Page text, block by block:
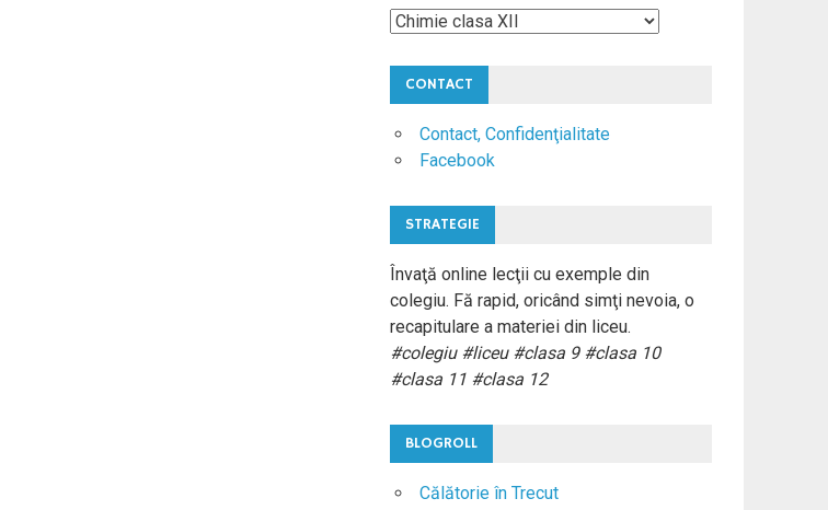
Materii
CONTACT
Contact, Confidenţialitate
Facebook
STRATEGIE
Învaţă online lecţii cu exemple din
colegiu. Fă rapid, oricând simţi nevoia, o
recapitulare a materiei din liceu.
#colegiu #liceu #clasa 9 #clasa 10
#clasa 11 #clasa 12
BLOGROLL
Călătorie în Trecut